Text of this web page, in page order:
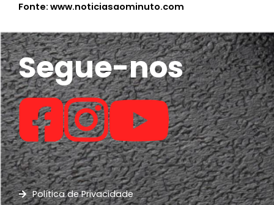
Fonte: www.noticiasaominuto.com
Segue-nos
Política de Privacidade